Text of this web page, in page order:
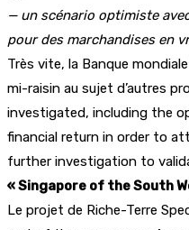
— un scénario optimiste
pour des marchandises en
Très vite, la Banque
mi-raisin au sujet d’autres
investigated, including the
financial return in order to
further investigation to
« Singapore of the South
Le projet de Riche-Terre